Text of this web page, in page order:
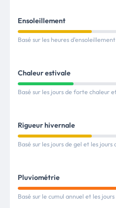
Ensoleillement
Basé sur les heures
Chaleur estivale
Basé sur les jours de forte chaleur
Rigueur hivernale
Basé sur les jours de gel et les jours
Pluviométrie
Basé sur le cumul annuel et les